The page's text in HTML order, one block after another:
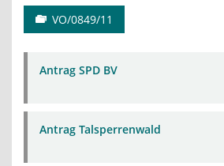
VO/0849/11
Antrag SPD BV
Antrag Talsperrenwald